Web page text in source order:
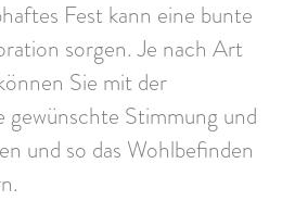
Fest kann eine bunte
sorgen. Je nach Art
Sie mit der
gewünschte Stimmung und
und so das Wohlbefinden